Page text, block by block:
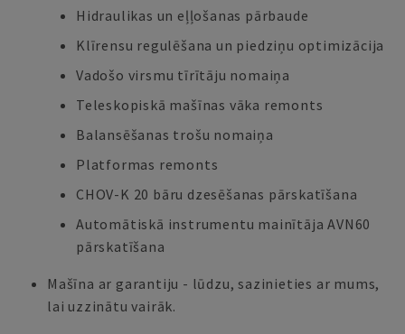
Hidraulikas un eļļošanas pārbaude
Klīrensu regulēšana un piedziņu optimizācija
Vadošo virsmu tīrītāju nomaiņa
Teleskopiskā mašīnas vāka remonts
Balansēšanas trošu nomaiņa
Platformas remonts
CHOV-K 20 bāru dzesēšanas pārskatīšana
Automātiskā instrumentu mainītāja AVN60
pārskatīšana
Mašīna ar garantiju - lūdzu, sazinieties ar mums,
lai uzzinātu vairāk.